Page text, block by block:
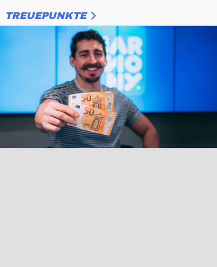
TREUEPUNKTE